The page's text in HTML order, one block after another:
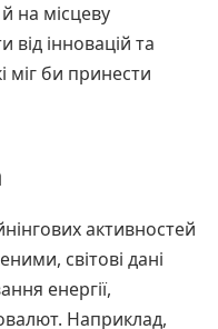
на місцеву
від інновацій та
міг би принести
активностей
світові дані
енергії,
Наприклад,